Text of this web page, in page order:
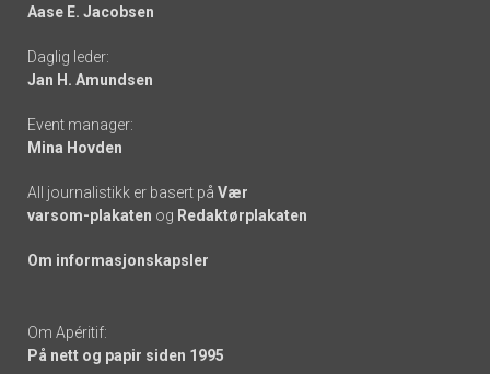
-
links
Aase E. Jacobsen
Daglig leder:
Jan H. Amundsen
Event manager:
Mina Hovden
All journalistikk er basert på Vær
varsom-plakaten og Redaktørplakaten
Om informasjonskapsler
Om Apéritif:
På nett og papir siden 1995